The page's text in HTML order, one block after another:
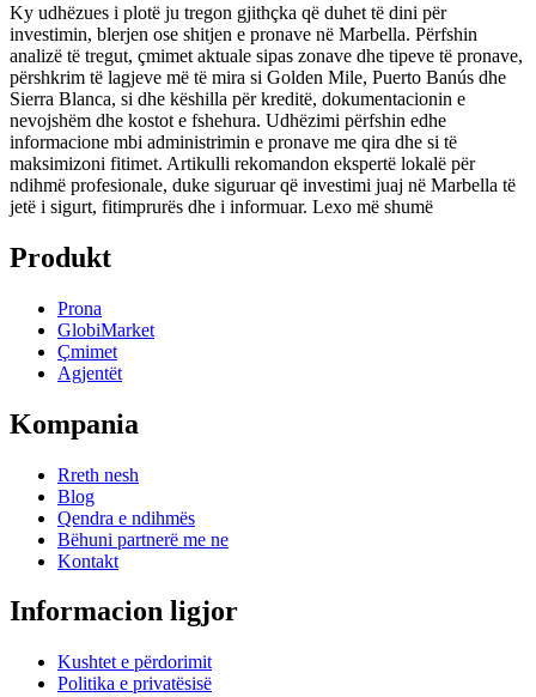
Ky udhëzues i plotë ju tregon gjithçka që duhet të dini për
investimin, blerjen ose shitjen e pronave në Marbella. Përfshin
analizë të tregut, çmimet aktuale sipas zonave dhe tipeve të pronave,
përshkrim të lagjeve më të mira si Golden Mile, Puerto Banús dhe
Sierra Blanca, si dhe këshilla për kreditë, dokumentacionin e
nevojshëm dhe kostot e fshehura. Udhëzimi përfshin edhe
informacione mbi administrimin e pronave me qira dhe si të
maksimizoni fitimet. Artikulli rekomandon ekspertë lokalë për
ndihmë profesionale, duke siguruar që investimi juaj në Marbella të
jetë i sigurt, fitimprurës dhe i informuar. Lexo më shumë
Produkt
Prona
GlobiMarket
Çmimet
Agjentët
Kompania
Rreth nesh
Blog
Qendra e ndihmës
Bëhuni partnerë me ne
Kontakt
Informacion ligjor
Kushtet e përdorimit
Politika e privatësisë